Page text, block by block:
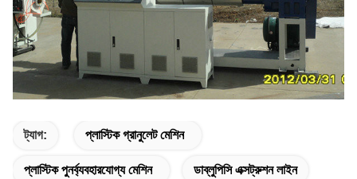
ট্যাগ: প্লাস্টিক গ্রানুলেট মেশিন
প্লাস্টিক পুনর্ব্যবহারযোগ্য মেশিন ডাব্লুপিসি এক্সট্রুশন লাইন